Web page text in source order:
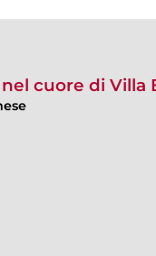
cuore di Villa